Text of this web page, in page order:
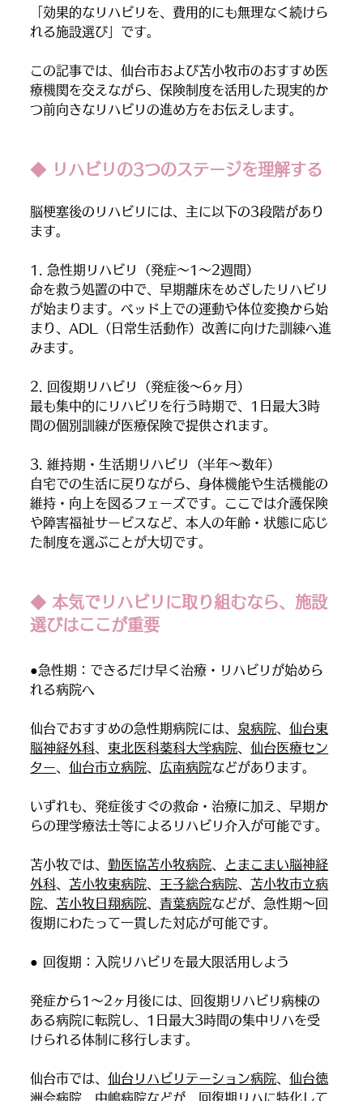
「効果的なリハビリを、費用的にも無理なく続けら
れる施設選び」です。
この記事では、仙台市および苫小牧市のおすすめ医
療機関を交えながら、保険制度を活用した現実的か
つ前向きなリハビリの進め方をお伝えします。
◆ リハビリの3つのステージを理解する
脳梗塞後のリハビリには、主に以下の3段階があり
ます。
1. 急性期リハビリ（発症〜1〜2週間）
命を救う処置の中で、早期離床をめざしたリハビリ
が始まります。ベッド上での運動や体位変換から始
まり、ADL（日常生活動作）改善に向けた訓練へ進
みます。
2. 回復期リハビリ（発症後〜6ヶ月）
最も集中的にリハビリを行う時期で、1日最大3時
間の個別訓練が医療保険で提供されます。
3. 維持期・生活期リハビリ（半年〜数年）
自宅での生活に戻りながら、身体機能や生活機能の
維持・向上を図るフェーズです。ここでは介護保険
や障害福祉サービスなど、本人の年齢・状態に応じ
た制度を選ぶことが大切です。
◆ 本気でリハビリに取り組むなら、施設
選びはここが重要
●急性期：できるだけ早く治療・リハビリが始めら
れる病院へ
仙台でおすすめの急性期病院には、 泉病院 、仙台東
脳神経外科
東北医科薬科大学病院 、仙台医療セン
ター 、仙台市立病院 広南病院などがあります。
いずれも、発症後すぐの救命・治療に加え、早期か
らの理学療法士等によるリハビリ介入が可能です。
苫小牧では、勤医協苫小牧病院
とまこまい脳神経
外科 、苫小牧東病院 王子総合病院 、苫小牧市立病
院 、苫小牧日翔病院 、青葉病院などが、急性期〜回
復期にわたって一貫した対応が可能です。
● 回復期：入院リハビリを最大限活用しよう
発症から1〜2ヶ月後には、回復期リハビリ病棟の
ある病院に転院し、1日最大3時間の集中リハを受
けられる体制に移行します。
仙台市では、仙台リハビリテーション病院 、仙台徳
洲会病院
中嶋病院などが、回復期リハに特化して